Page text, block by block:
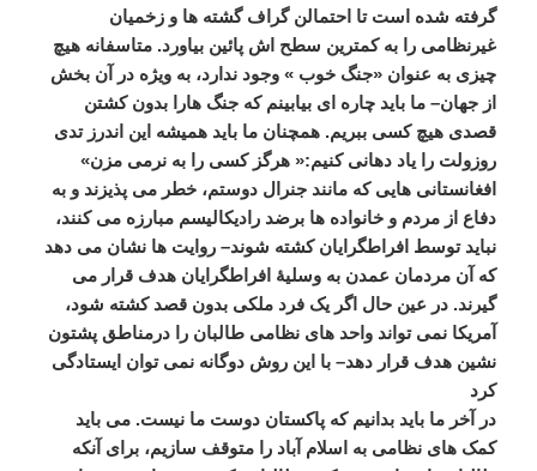
گرفته شده است تا احتمالن گراف گشته ها و زخمیان
غیرنظامی را به کمترین سطح اش پائین بیاورد.متاسفانه هیچ
چیزی به عنوان «جنگ خوب »وجود ندارد، به ویژه در آن بخش
از جهان–ما باید چاره ای بیابینم که جنگ هارا بدون کشتن
قصدی هیچ کسی ببریم.همچنان ما باید همیشه این اندرز تدی
روزولت را یاد دهانی کنیم:«هرگز کسی را به نرمی مزن»
افغانستانی هایی که مانند جنرال دوستم، خطر می پذیزند و به
دفاع از مردم و خانواده ها برضد رادیکالیسم مبارزه می کنند،
نباید توسط افراطگرایان کشته شوند–روایت ها نشان می دهد
که آن مردمان عمدن به وسلیۀ افراطگرایان هدف قرار می
گیرند.در عین حال اگر یک فرد ملکی بدون قصد کشته شود،
آمریکا نمی تواند واحد های نظامی طالبان را درمناطق پشتون
نشین هدف قرار دهد–با این روش دوگانه نمی توان ایستادگی
کرد
در
آخر ما باید بدانیم که پاکستان دوست ما نیست.می باید
کمک های نظامی به اسلام آباد را متوقف سازیم، برای آنکه